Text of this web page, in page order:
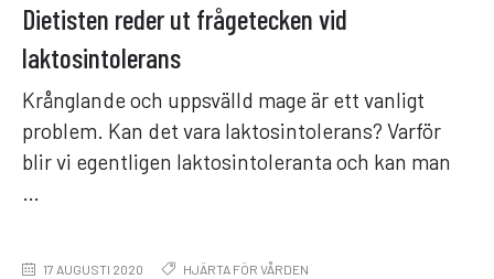
Dietisten reder ut frågetecken vid
laktosintolerans
Krånglande och uppsvälld mage är ett vanligt
problem. Kan det vara laktosintolerans? Varför
blir vi egentligen laktosintoleranta och kan man
…
17 AUGUSTI 2020 HJÄRTA FÖR VÅRDEN